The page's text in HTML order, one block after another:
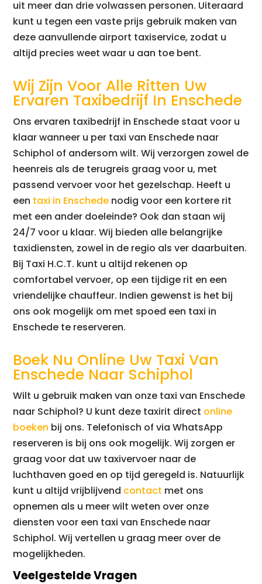
uit meer dan drie volwassen personen. Uiteraard
kunt u tegen een vaste prijs gebruik maken van
deze aanvullende airport taxiservice, zodat u
altijd precies weet waar u aan toe bent.
Wij Zijn Voor Alle Ritten Uw
Ervaren Taxibedrijf In Enschede
Ons ervaren taxibedrijf in Enschede staat voor u
klaar wanneer u per taxi van Enschede naar
Schiphol of andersom wilt. Wij verzorgen zowel de
heenreis als de terugreis graag voor u, met
passend vervoer voor het gezelschap. Heeft u
een taxi in Enschede nodig voor een kortere rit
met een ander doeleinde? Ook dan staan wij
24/7 voor u klaar. Wij bieden alle belangrijke
taxidiensten, zowel in de regio als ver daarbuiten.
Bij Taxi H.C.T. kunt u altijd rekenen op
comfortabel vervoer, op een tijdige rit en een
vriendelijke chauffeur. Indien gewenst is het bij
ons ook mogelijk om met spoed een taxi in
Enschede te reserveren.
Boek Nu Online Uw Taxi Van
Enschede Naar Schiphol
Wilt u gebruik maken van onze taxi van Enschede
naar Schiphol? U kunt deze taxirit direct online
boeken bij ons. Telefonisch of via WhatsApp
reserveren is bij ons ook mogelijk. Wij zorgen er
graag voor dat uw taxivervoer naar de
luchthaven goed en op tijd geregeld is. Natuurlijk
kunt u altijd vrijblijvend contact met ons
opnemen als u meer wilt weten over onze
diensten voor een taxi van Enschede naar
Schiphol. Wij vertellen u graag meer over de
mogelijkheden.
Veelgestelde Vragen